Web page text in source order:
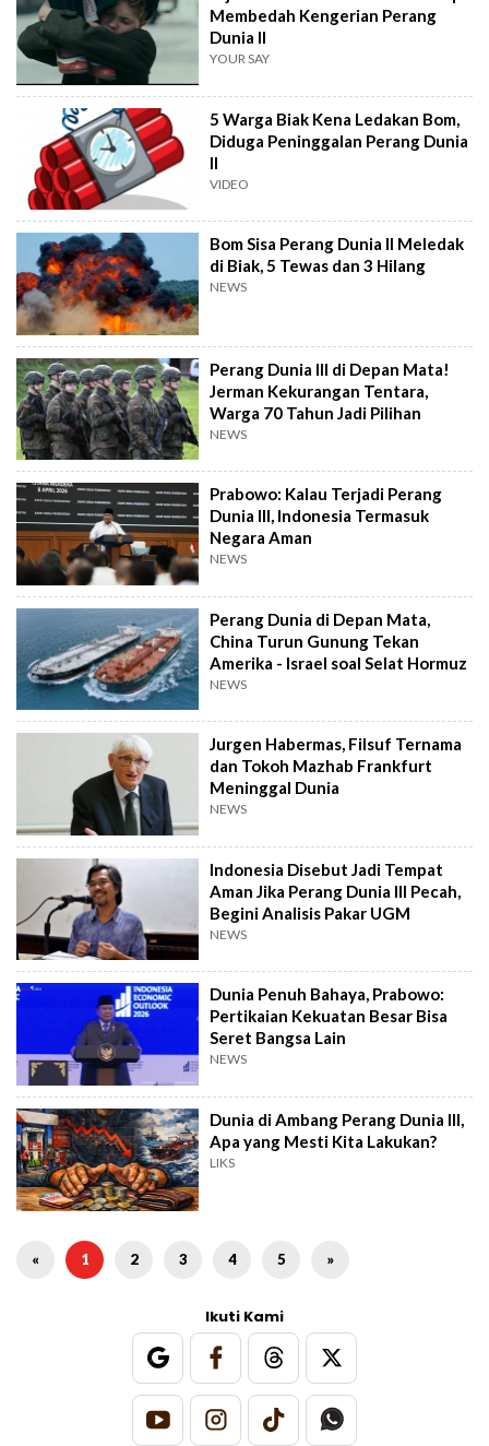
Membedah Kengerian Perang
Dunia II
YOUR SAY
5 Warga Biak Kena Ledakan Bom,
Diduga Peninggalan Perang Dunia
II
VIDEO
Bom Sisa Perang Dunia II Meledak
di Biak, 5 Tewas dan 3 Hilang
NEWS
Perang Dunia III di Depan Mata!
Jerman Kekurangan Tentara,
Warga 70 Tahun Jadi Pilihan
NEWS
Prabowo: Kalau Terjadi Perang
Dunia III, Indonesia Termasuk
Negara Aman
NEWS
Perang Dunia di Depan Mata,
China Turun Gunung Tekan
Amerika - Israel soal Selat Hormuz
NEWS
Jurgen Habermas, Filsuf Ternama
dan Tokoh Mazhab Frankfurt
Meninggal Dunia
NEWS
Indonesia Disebut Jadi Tempat
Aman Jika Perang Dunia III Pecah,
Begini Analisis Pakar UGM
NEWS
Dunia Penuh Bahaya, Prabowo:
Pertikaian Kekuatan Besar Bisa
Seret Bangsa Lain
NEWS
Dunia di Ambang Perang Dunia III,
Apa yang Mesti Kita Lakukan?
LIKS
« 1 2 3 4 5 »
Ikuti Kami